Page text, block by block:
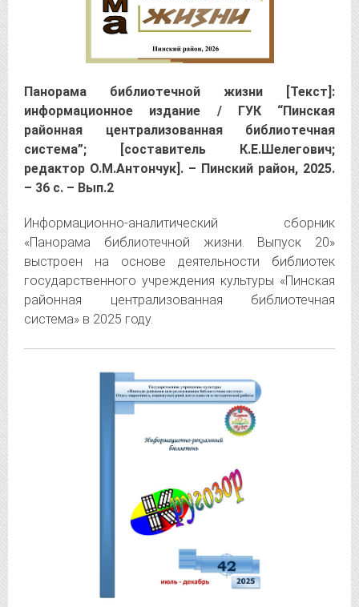
Панорама библиотечной жизни [Текст]:
информационное издание / ГУК “Пинская
районная централизованная библиотечная
система”; [составитель К.Е.Шелегович;
редактор О.М.Антончук]. – Пинский район, 2025.
– 36 с. – Вып.2
Информационно-аналитический сборник
«Панорама библиотечной жизни. Выпуск 20»
выстроен на основе деятельности библиотек
государственного учреждения культуры «Пинская
районная централизованная библиотечная
система» в 2025 году.